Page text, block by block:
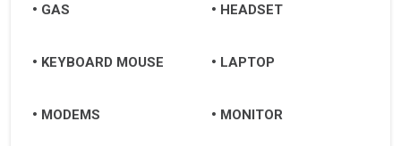
GAS HEADSET
KEYBOARD MOUSE LAPTOP
MODEMS MONITOR